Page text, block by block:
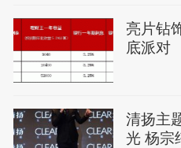
亮片钻
底派对
清扬主
光 杨宗